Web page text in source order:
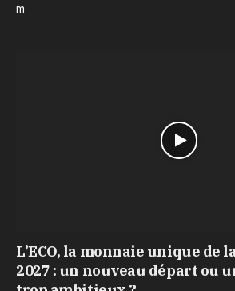
m
L’ECO, la monnaie unique de
2027 : un nouveau départ ou